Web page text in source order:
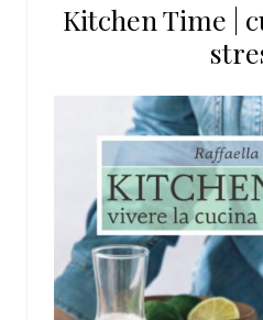
sito
Kitchen Time |